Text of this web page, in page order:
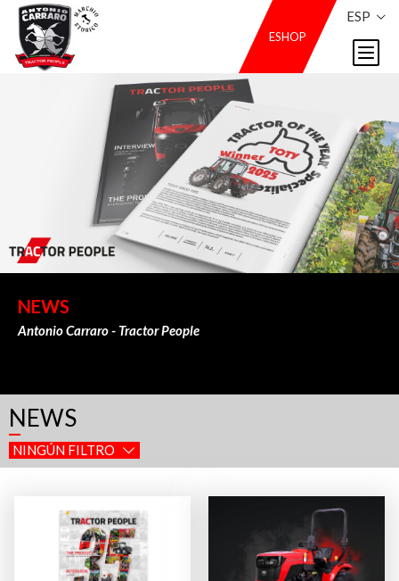
ESHOP
ESP
NEWS
Antonio Carraro - Tractor People
NEWS
NINGÚN FILTRO